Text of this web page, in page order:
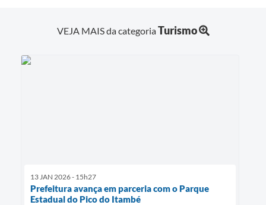
VEJA MAIS da categoriaTurismo
13 JAN 2026 - 15h27
Prefeitura avança em parceria com o Parque
Estadual do Pico do Itambé